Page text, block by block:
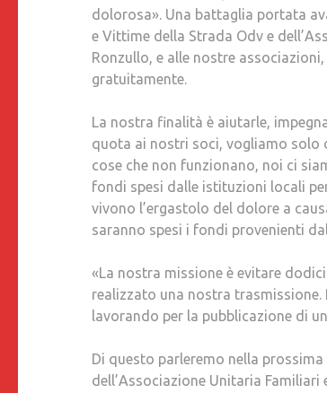
dolorosa». Una battaglia portata
e Vittime della Strada Odv e
Ronzullo, e alle nostre
gratuitamente.
La nostra finalità è aiutarle,
quota ai nostri soci, vogliamo solo
cose che non funzionano, noi ci
fondi spesi dalle istituzioni locali
vivono l’ergastolo del dolore a
saranno spesi i fondi provenienti
«La nostra missione è evitare
realizzato una nostra
lavorando per la pubblicazione di
Di questo parleremo nella
dell’Associazione Unitaria